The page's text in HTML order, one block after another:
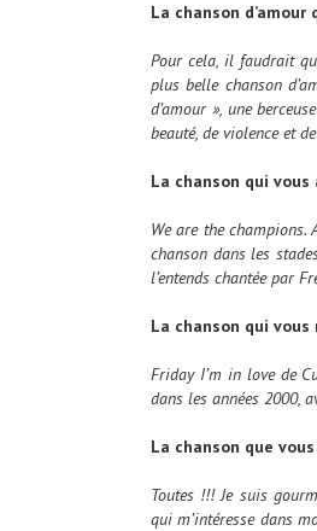
La chanson
Pour cela, il faudrait
plus belle chanson
d’amour », une
beauté, de violence et
La chanson qui vous
We are the champions.
chanson dans les
l’entends chantée par
La chanson qui
Friday I’m in love de
dans les années 2000,
La chanson que
Toutes !!! Je suis
qui m’intéresse dans